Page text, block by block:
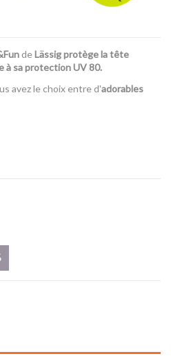
deLässig protège la tête
à sa protection UV 80.
avez le choix entre d'adorables